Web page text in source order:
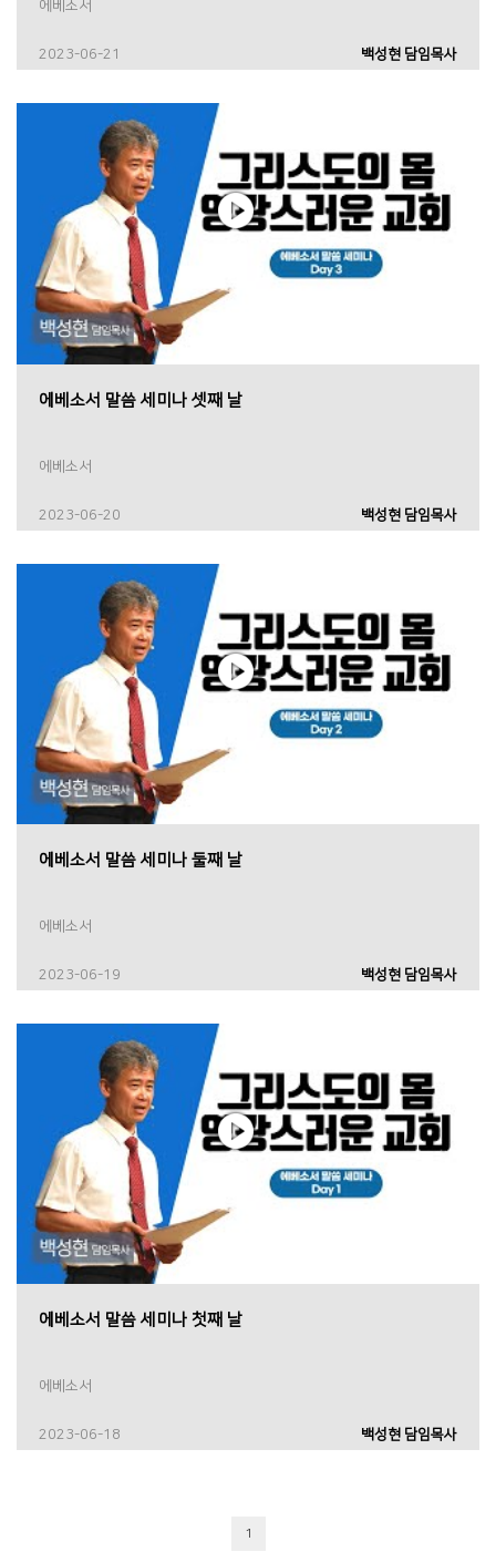
에베소서
2023-06-21 백성현 담임목사
에베소서 말씀 세미나 셋째 날
에베소서
2023-06-20 백성현 담임목사
에베소서 말씀 세미나 둘째 날
에베소서
2023-06-19 백성현 담임목사
에베소서 말씀 세미나 첫째 날
에베소서
2023-06-18 백성현 담임목사
1